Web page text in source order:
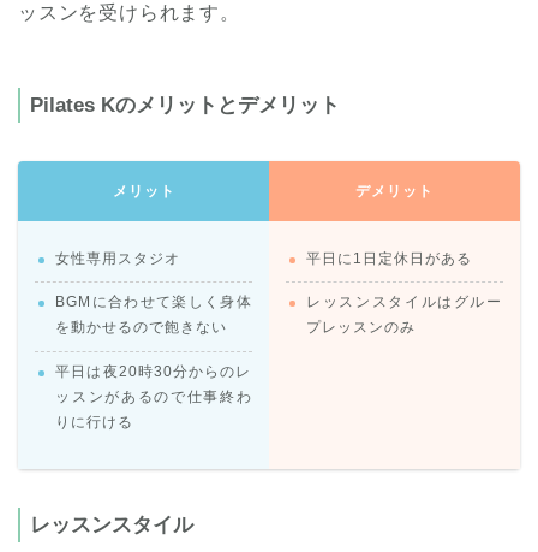
ッスンを受けられます。
Pilates Kのメリットとデメリット
メリット
女性専用スタジオ
BGMに合わせて楽しく身体
を動かせるので飽きない
平日は夜20時30分からのレ
ッスンがあるので仕事終わ
りに行ける
デメリット
平日に1日定休日がある
レッスンスタイルはグルー
プレッスンのみ
レッスンスタイル